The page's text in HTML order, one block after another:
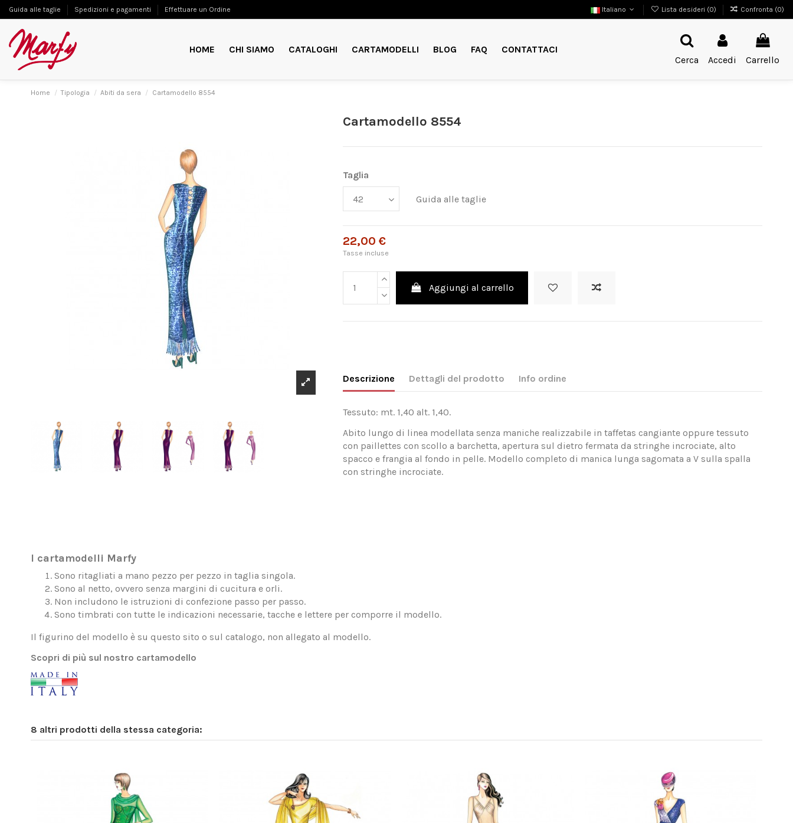
Guida alle taglie Spedizioni e pagamenti Effettuare un Ordine Italiano Lista desideri (0) Confronta (0)
HOME CHI SIAMO CATALOGHI CARTAMODELLI BLOG FAQ
CONTATTACI
Cerca
Accedi Carrello
Home Tipologia Abiti da sera Cartamodello 8554
Cartamodello 8554
Taglia
Guida alle taglie
22,00 €
Tasse incluse
Aggiungi al carrello
Descrizione Dettagli del prodotto Info ordine
Tessuto: mt. 1,40 alt. 1,40.
Abito lungo di linea modellata senza maniche realizzabile in taffetas cangiante oppure tessuto
con paillettes con scollo a barchetta, apertura sul dietro fermata da stringhe incrociate, alto
spacco e frangia al fondo in pelle. Modello completo di manica lunga sagomata a V sulla spalla
con stringhe incrociate.
I cartamodelli Marfy
Sono ritagliati a mano pezzo per pezzo in taglia singola.
Sono al netto, ovvero senza margini di cucitura e orli.
Non includono le istruzioni di confezione passo per passo.
Sono timbrati con tutte le indicazioni necessarie, tacche e lettere per comporre il modello.
Il figurino del modello è su questo sito o sul catalogo, non allegato al modello.
Scopri di più sul nostro cartamodello
8 altri prodotti della stessa categoria: